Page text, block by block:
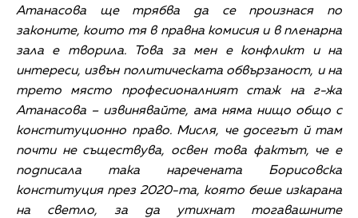
Атанасова ще трябва да се произнася по
законите, които тя в правна комисия и в пленарна
зала е творила. Това за мен е конфликт и на
интереси, извън политическата обвързаност, и на
трето място професионалният стаж на г-жа
Атанасова – извинявайте, ама няма нищо общо с
конституционно право. Мисля, че досегът й там
почти не съществува, освен това фактът, че е
подписала така наречената Борисовска
конституция през 2020-та, която беше изкарана
на светло, за да утихнат тогавашните